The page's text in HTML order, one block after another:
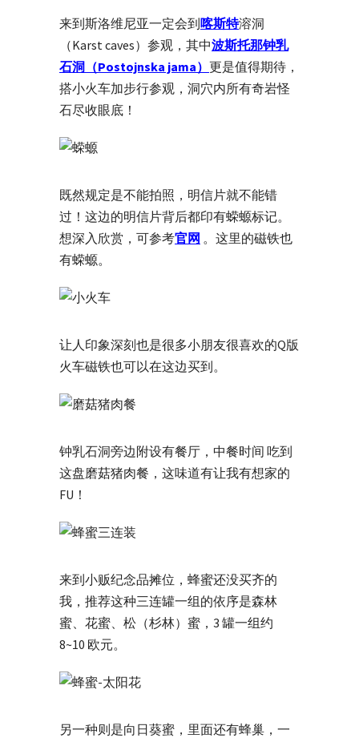
来到斯洛维尼亚一定会到喀斯特溶洞
（Karst caves）参观，其中波斯托那钟乳
石洞（Postojnska jama） 更是值得期待，
搭小火车加步行参观，洞穴内所有奇岩怪
石尽收眼底！
既然规定是不能拍照，明信片就不能错
过！这边的明信片背后都印有蝾螈标记。
想深入欣赏，可参考官网 。这里的磁铁也
有蝾螈。
让人印象深刻也是很多小朋友很喜欢的Q版
火车磁铁也可以在这边买到。
钟乳石洞旁边附设有餐厅，中餐时间 吃到
这盘磨菇猪肉餐，这味道有让我有想家的
FU！
来到小贩纪念品摊位，蜂蜜还没买齐的
我，推荐这种三连罐一组的依序是森林
蜜、花蜜、松（杉林）蜜，3 罐一组约
8~10 欧元。
另一种则是向日葵蜜，里面还有蜂巢，一